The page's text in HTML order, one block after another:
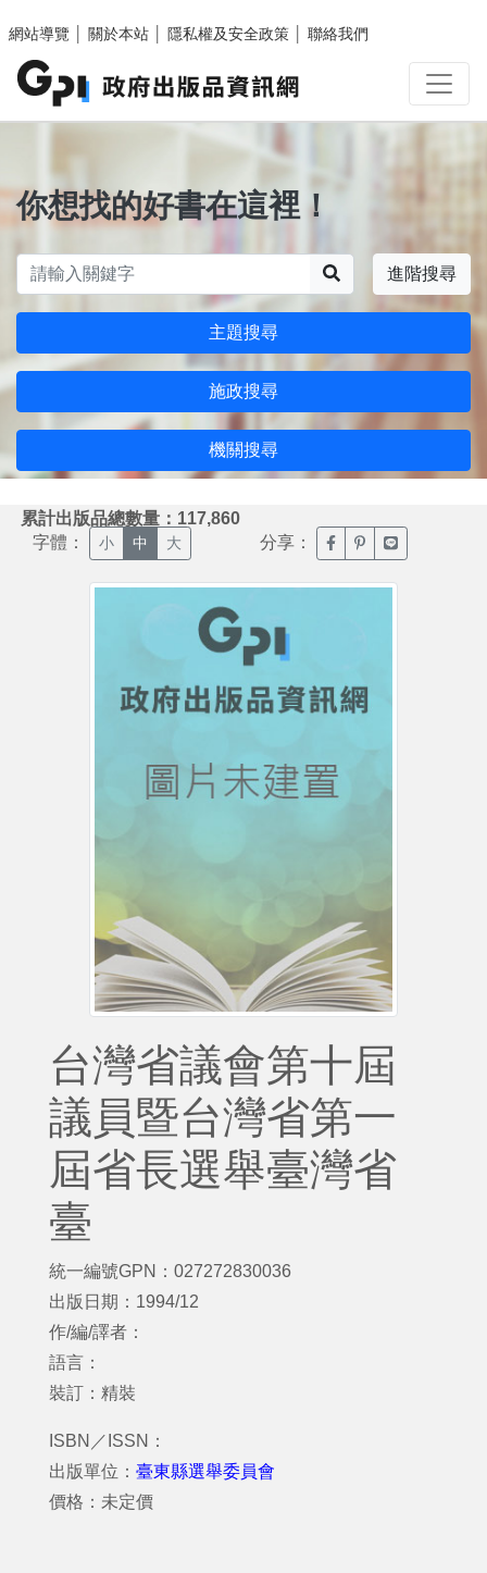
網站導覽
關於本站 隱私權及安全政策 聯絡我們
你想找的好書在這裡！
進階搜尋
主題搜尋
施政搜尋
機關搜尋
累計出版品總數量：117,860
字體： 小 中 大 分享： 臉書分享(另開新視窗)
噗浪分享(另開新
Line分享(另
台灣省議會第十屆
議員暨台灣省第一
屆省長選舉臺灣省
臺
統一編號GPN：027272830036
出版日期：1994/12
作/編/譯者：
語言：
裝訂：精裝
ISBN／ISSN：
出版單位： 臺東縣選舉委員會
價格：未定價